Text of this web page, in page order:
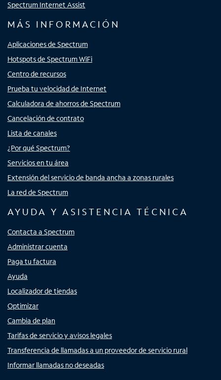
Spectrum Internet Assist
MÁS INFORMACIÓN
Aplicaciones de Spectrum
Hotspots de Spectrum WiFi
Centro de recursos
Prueba tu velocidad de Internet
Calculadora de ahorros de Spectrum
Cancelación de contrato
Lista de canales
¿Por qué Spectrum?
Servicios en tu área
Extensión del servicio de banda ancha a zonas rurales
La red de Spectrum
AYUDA Y ASISTENCIA TÉCNICA
Contacta a Spectrum
Administrar cuenta
Paga tu factura
Ayuda
Localizador de tiendas
Optimizar
Cambia de plan
Tarifas de servicio y avisos legales
Transferencia de llamadas a un proveedor de servicio rural
Informar llamadas no deseadas